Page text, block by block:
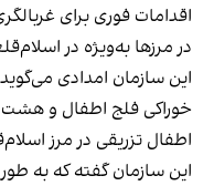
اقدامات فوری برای
در مرزها به‌ویژه در
اطفال تزریقی در مرز